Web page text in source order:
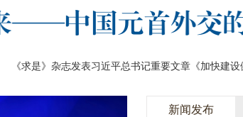
新闻发布